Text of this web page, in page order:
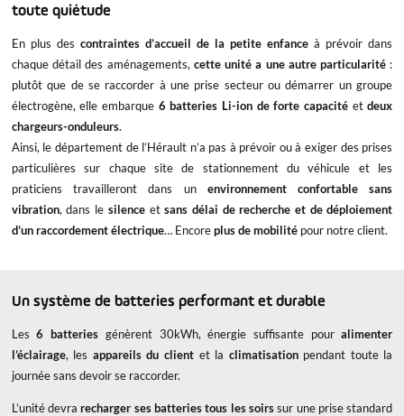
toute quiétude
En plus des contraintes d’accueil de la petite enfance à prévoir dans
chaque détail des aménagements, cette unité a une autre particularité:
plutôt que de se raccorder à une prise secteur ou démarrer un groupe
électrogène, elle embarque 6 batteries Li-ion de forte capacitéetdeux
chargeurs-onduleurs.
Ainsi, le département de l’Hérault n’a pas à prévoir ou à exiger des prises
particulières sur chaque site de stationnement du véhicule et les
praticiens travailleront dans un environnement confortable sans
vibration, dans le silenceetsans délai de recherche et de déploiement
d’un raccordement électrique… Encoreplus de mobilitépour notre client.
Un système de batteries performant et durable
Les6 batteries génèrent 30kWh, énergie suffisante pouralimenter
l’éclairage, les appareils du clientet la climatisationpendant toute la
journée sans devoir se raccorder.
L’unité devrarecharger ses batteries tous les soirssur une prise standard